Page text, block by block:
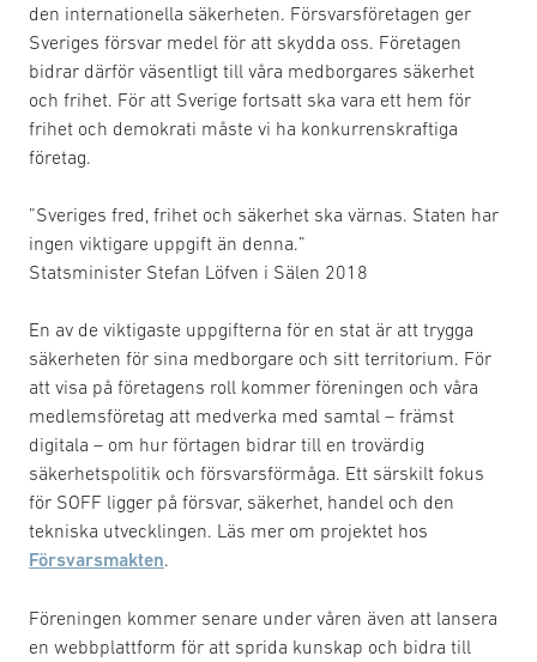
den internationella säkerheten. Försvarsföretagen ger
Sveriges försvar medel för att skydda oss. Företagen
bidrar därför väsentligt till våra medborgares säkerhet
och frihet. För att Sverige fortsatt ska vara ett hem för
frihet och demokrati måste vi ha konkurrenskraftiga
företag.
”Sveriges fred, frihet och säkerhet ska värnas. Staten har
ingen viktigare uppgift än denna.”
Statsminister Stefan Löfven i Sälen 2018
En av de viktigaste uppgifterna för en stat är att trygga
säkerheten för sina medborgare och sitt territorium. För
att visa på företagens roll kommer föreningen och våra
medlemsföretag att medverka med samtal – främst
digitala – om hur förtagen bidrar till en trovärdig
säkerhetspolitik och försvarsförmåga. Ett särskilt fokus
för SOFF ligger på försvar, säkerhet, handel och den
tekniska utvecklingen. Läs mer om projektet hos
Försvarsmakten.
Föreningen kommer senare under våren även att lansera
en webbplattform för att sprida kunskap och bidra till